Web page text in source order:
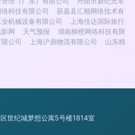
科技有限公司
获嘉县汇顺网络技术有
业机械设备有限公司
上海佳达国际旅行
网 天气预报
湖南柳橙网络科技有限
公司 上海沪鼎物流有限公司
山东精
世纪城梦想公寓5号楼1814室